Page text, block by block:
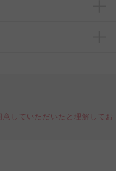
ードなスタンド花よ
すのでお気をつけ下
下さい。
していただいたと理解してお